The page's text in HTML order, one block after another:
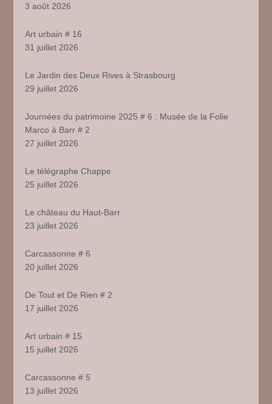
3 août 2026
Art urbain # 16
31 juillet 2026
Le Jardin des Deux Rives à Strasbourg
29 juillet 2026
Journées du patrimoine 2025 # 6 : Musée de la Folie
Marco à Barr # 2
27 juillet 2026
Le télégraphe Chappe
25 juillet 2026
Le château du Haut-Barr
23 juillet 2026
Carcassonne # 6
20 juillet 2026
De Tout et De Rien # 2
17 juillet 2026
Art urbain # 15
15 juillet 2026
Carcassonne # 5
13 juillet 2026